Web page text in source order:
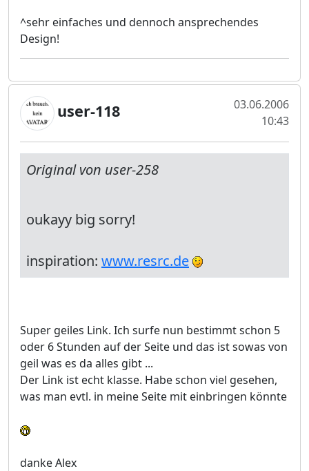
^sehr einfaches und dennoch ansprechendes
Design!
user-118
03.06.2006
10:43
Original von user-258
oukayy big sorry!
inspiration: www.resrc.de
Super geiles Link. Ich surfe nun bestimmt schon 5
oder 6 Stunden auf der Seite und das ist sowas von
geil was es da alles gibt ...
Der Link ist echt klasse. Habe schon viel gesehen,
was man evtl. in meine Seite mit einbringen könnte
danke Alex